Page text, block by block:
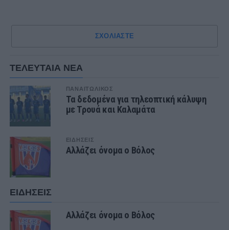
ΣΧΟΛΙΑΣΤΕ
ΤΕΛΕΥΤΑΙΑ ΝΕΑ
ΠΑΝΑΙΤΩΛΙΚΟΣ
Τα δεδομένα για τηλεοπτική κάλυψη
με Τρουά και Καλαμάτα
ΕΙΔΗΣΕΙΣ
Αλλάζει όνομα ο Βόλος
ΕΙΔΗΣΕΙΣ
Αλλάζει όνομα ο Βόλος